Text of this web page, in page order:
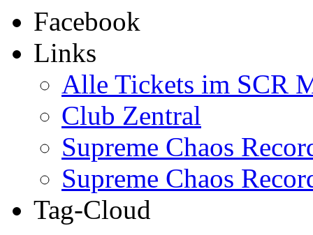
Facebook
Links
Alle Tickets im SCR
Club Zentral
Supreme Chaos
Supreme Chaos
Tag-Cloud